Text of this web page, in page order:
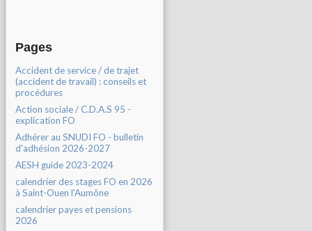
Pages
Accident de service / de trajet
(accident de travail) : conseils et
procédures
Action sociale / C.D.A.S 95 -
explication FO
Adhérer au SNUDI FO - bulletin
d'adhésion 2026-2027
AESH guide 2023-2024
calendrier des stages FO en 2026
à Saint-Ouen l'Aumône
calendrier payes et pensions
2026